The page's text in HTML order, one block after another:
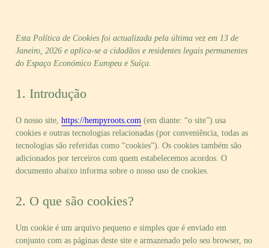
Esta Política de Cookies foi actualizada pela última vez em 13 de
Janeiro, 2026 e aplica-se a cidadãos e residentes legais permanentes
do Espaço Económico Europeu e Suíça.
1. Introdução
O nosso site,https://hempyroots.com (em diante: “o site”) usa
cookies e outras tecnologias relacionadas (por conveniência, todas as
tecnologias são referidas como “cookies”). Os cookies também são
adicionados por terceiros com quem estabelecemos acordos. O
documento abaixo informa sobre o nosso uso de cookies.
2. O que são cookies?
Um cookie é um arquivo pequeno e simples que é enviado em
conjunto com as páginas deste site e armazenado pelo seu browser, no